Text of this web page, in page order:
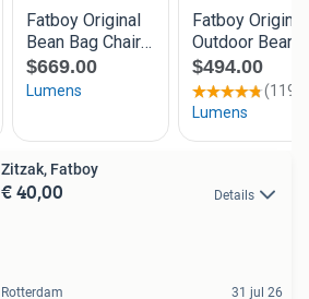
Zitzak, Fatboy
€ 40,00 Details
Rotterdam 31 jul 26